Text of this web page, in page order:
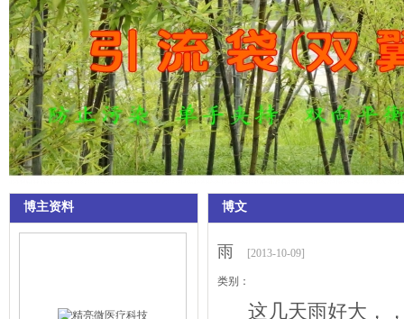
博主资料 博文
雨 [2013-10-09]
类别：
这几天雨好大，